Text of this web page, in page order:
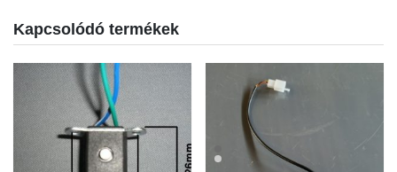
Kapcsolódó termékek